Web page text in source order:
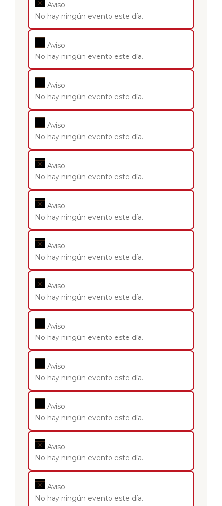
Aviso
No hay ningún evento este día.
Aviso
No hay ningún evento este día.
Aviso
No hay ningún evento este día.
Aviso
No hay ningún evento este día.
Aviso
No hay ningún evento este día.
Aviso
No hay ningún evento este día.
Aviso
No hay ningún evento este día.
Aviso
No hay ningún evento este día.
Aviso
No hay ningún evento este día.
Aviso
No hay ningún evento este día.
Aviso
No hay ningún evento este día.
Aviso
No hay ningún evento este día.
Aviso
No hay ningún evento este día.